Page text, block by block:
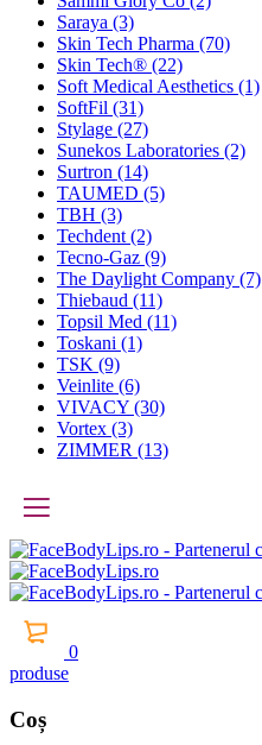
Saraya (3)
Skin Tech Pharma (70)
Skin Tech® (22)
Soft Medical Aesthetics (1)
SoftFil (31)
Stylage (27)
Sunekos Laboratories (2)
Surtron (14)
TAUMED (5)
TBH (3)
Techdent (2)
Tecno-Gaz (9)
The Daylight Company (7)
Thiebaud (11)
Topsil Med (11)
Toskani (1)
TSK (9)
Veinlite (6)
VIVACY (30)
Vortex (3)
ZIMMER (13)
0
produse
Coș